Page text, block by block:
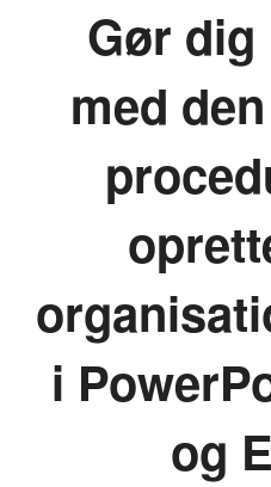
Gør dig
med
i
og